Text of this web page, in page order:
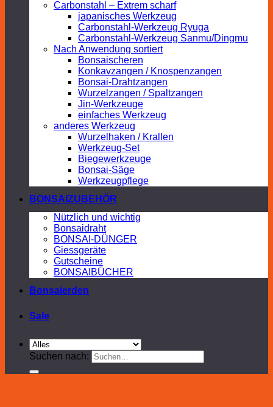
Carbonstahl – Extrem scharf
japanisches Werkzeug
Carbonstahl-Werkzeug Ryuga
Carbonstahl-Werkzeug Sanmu/Dingmu
Nach Anwendung sortiert
Bonsaischeren
Konkavzangen / Knospenzangen
Bonsai-Drahtzangen
Wurzelzangen / Spaltzangen
Jin-Werkzeuge
einfaches Werkzeug
anderes Werkzeug
Wurzelhaken / Krallen
Werkzeug-Set
Biegewerkzeuge
Bonsai-Säge
Werkzeugpflege
BONSAIZUBEHÖR
Nützlich und wichtig
Bonsaidraht
BONSAI-DÜNGER
Giessgeräte
Gutscheine
BONSAIBÜCHER
Bonsaierden
Sale
Suchen nach: